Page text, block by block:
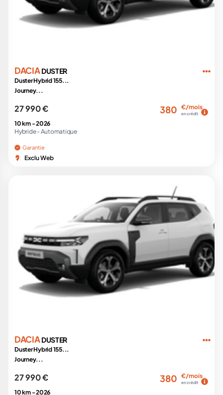
DACIADUSTER
Duster Hybrid 155...
Journey...
27 990 € 380 €/mois
en crédit
10 km -2026
Hybride - Automatique
Garantie
Exclu Web
DACIADUSTER
Duster Hybrid 155...
Journey...
27 990 € 380 €/mois
en crédit
10 km -2026